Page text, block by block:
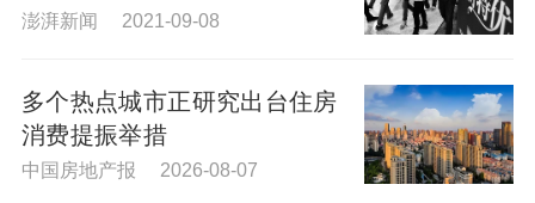
流动性
澎湃新闻 2021-09-08
多个热点城市正研究出台住房
消费提振举措
中国房地产报 2026-08-07